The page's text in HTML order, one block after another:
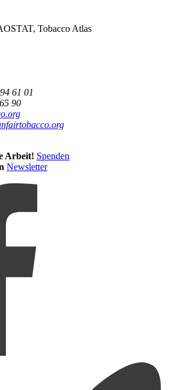
Tobacco Atlas
61 01
90
Arbeit! Spenden
Newsletter